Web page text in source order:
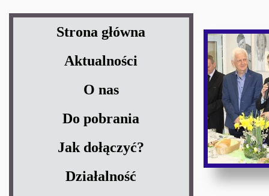
Strona główna
Aktualności
O nas
Do pobrania
Jak dołączyć?
Działalność